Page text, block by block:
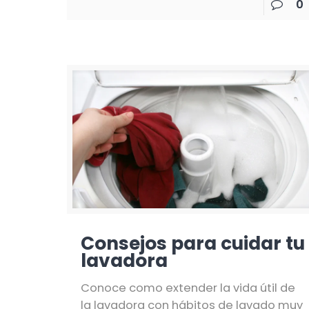
0
Consejos para cuidar tu
lavadora
Conoce como extender la vida útil de
la lavadora con hábitos de lavado muy